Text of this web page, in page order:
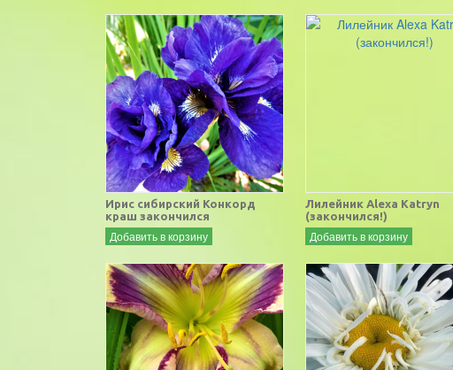
Ирис сибирский Конкорд
краш закончился
Добавить в корзину
Лилейник Alexa Katryn
(закончился!)
Добавить в корзину